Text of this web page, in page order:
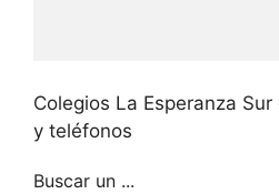
Colegios La Esperanza
y teléfonos
Buscar un ...